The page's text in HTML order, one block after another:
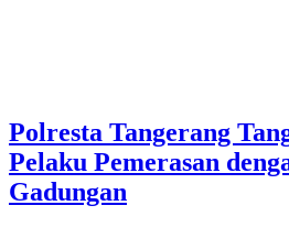
Polresta Tangerang
Pelaku Pemerasan
Gadungan